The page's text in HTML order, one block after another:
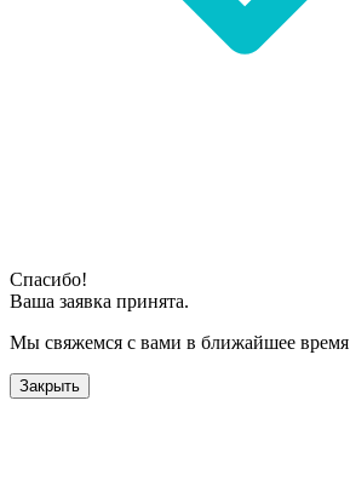
Спасибо!
Ваша заявка принята.
Мы свяжемся с вами в ближайшее время
Закрыть